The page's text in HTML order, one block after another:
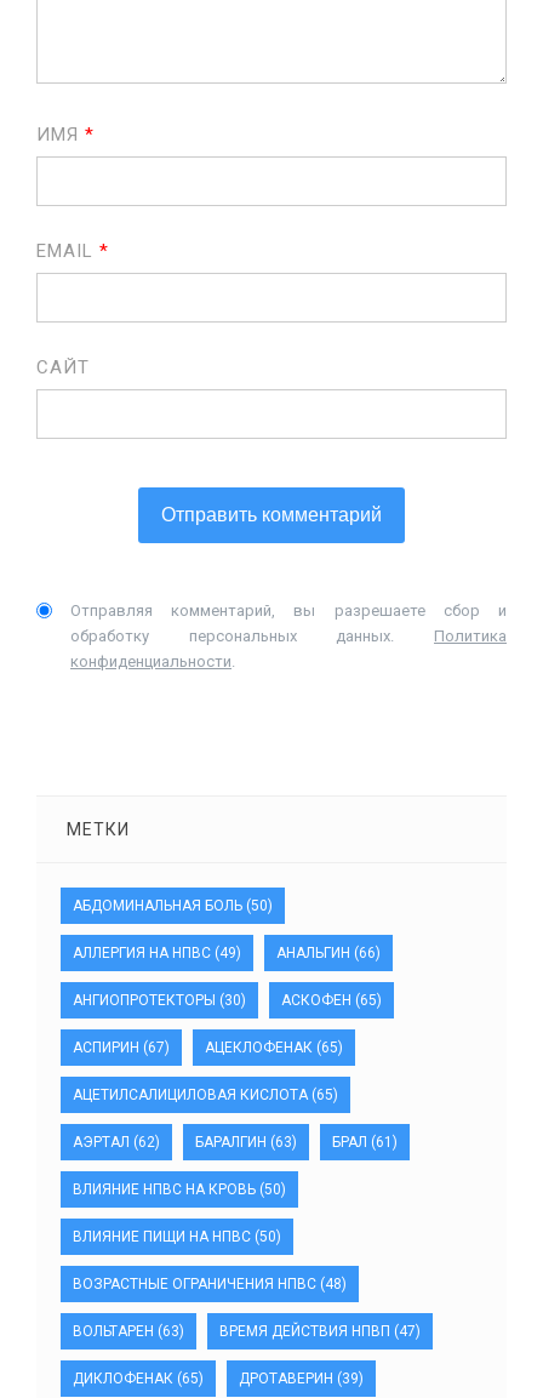
ИМЯ *
EMAIL *
САЙТ
Отправляя комментарий, вы разрешаете сбор и
обработку персональных данных. Политика
конфиденциальности.
МЕТКИ
АБДОМИНАЛЬНАЯ БОЛЬ (50)
АЛЛЕРГИЯ НА НПВС (49) АНАЛЬГИН (66)
АНГИОПРОТЕКТОРЫ (30) АСКОФЕН (65)
АСПИРИН (67) АЦЕКЛОФЕНАК (65)
АЦЕТИЛСАЛИЦИЛОВАЯ КИСЛОТА(65)
АЭРТАЛ (62) БАРАЛГИН (63) БРАЛ (61)
ВЛИЯНИЕ НПВС НА КРОВЬ (50)
ВЛИЯНИЕ ПИЩИ НА НПВС (50)
ВОЗРАСТНЫЕ ОГРАНИЧЕНИЯ НПВС (48)
ВОЛЬТАРЕН (63) ВРЕМЯ ДЕЙСТВИЯ НПВП (47)
ДИКЛОФЕНАК (65) ДРОТАВЕРИН (39)